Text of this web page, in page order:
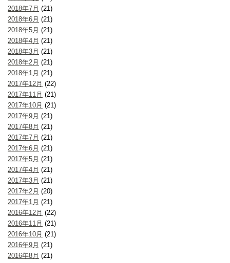
2018年7月 (21)
2018年6月 (21)
2018年5月 (21)
2018年4月 (21)
2018年3月 (21)
2018年2月 (21)
2018年1月 (21)
2017年12月 (22)
2017年11月 (21)
2017年10月 (21)
2017年9月 (21)
2017年8月 (21)
2017年7月 (21)
2017年6月 (21)
2017年5月 (21)
2017年4月 (21)
2017年3月 (21)
2017年2月 (20)
2017年1月 (21)
2016年12月 (22)
2016年11月 (21)
2016年10月 (21)
2016年9月 (21)
2016年8月 (21)